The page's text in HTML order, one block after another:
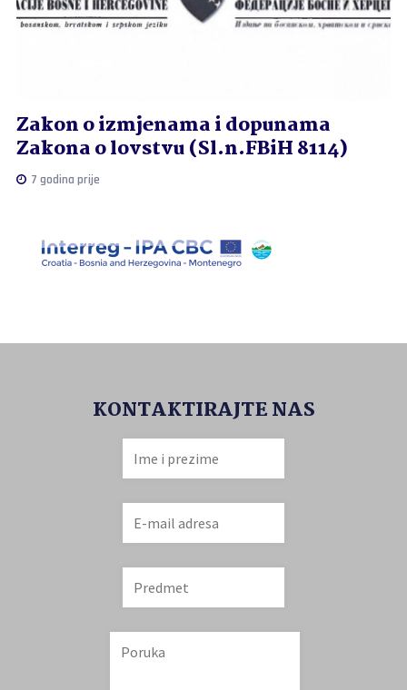
Zakon o izmjenama i dopunama
Zakona o lovstvu (Sl.n.FBiH 8114)
7 godina prije
KONTAKTIRAJTE NAS